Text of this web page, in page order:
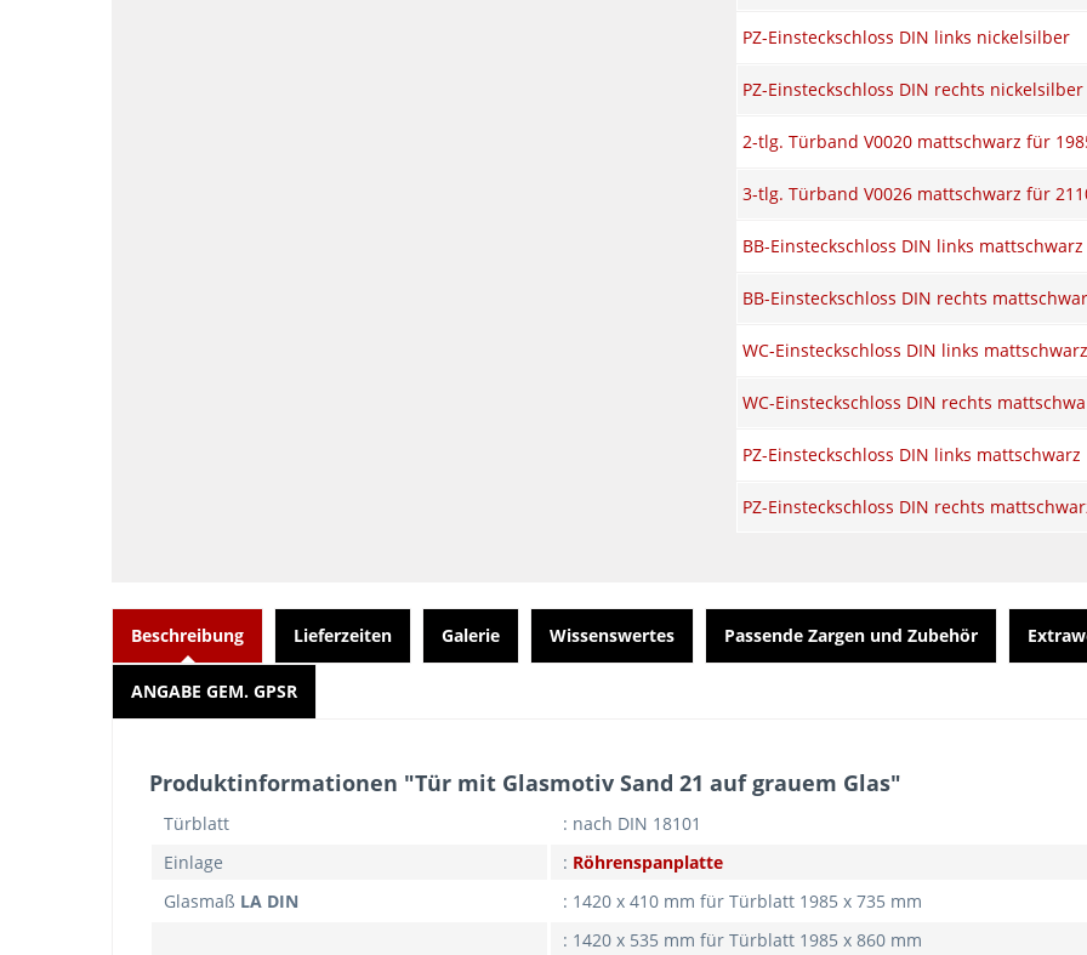
PZ-Einsteckschloss DIN links nickelsilber
PZ-Einsteckschloss DIN rechts nickelsilber
2-tlg. Türband V0020 mattschwarz für
3-tlg. Türband V0026 mattschwarz für
BB-Einsteckschloss DIN links mattschwarz
BB-Einsteckschloss DIN rechts
WC-Einsteckschloss DIN links mattschwarz
WC-Einsteckschloss DIN rechts
PZ-Einsteckschloss DIN links mattschwarz
PZ-Einsteckschloss DIN rechts
Beschreibung Lieferzeiten Galerie Wissenswertes Passende Zargen und Zubehör
ANGABE GEM. GPSR
Produktinformationen "Tür mit Glasmotiv Sand 21 auf grauem Glas"
Türblatt
: nach DIN 18101
Einlage
: Röhrenspanplatte
Glasmaß LA DIN
: 1420 x 410 mm für Türblatt 1985 x 735
: 1420 x 535 mm für Türblatt 1985 x 860 mm